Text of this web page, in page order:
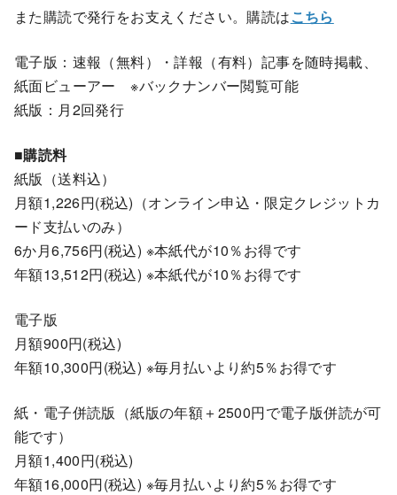
また購読で発行をお支えください。購読はこちら
電子版：速報（無料）・詳報（有料）記事を随時掲載、
紙面ビューアー ※バックナンバー閲覧可能
紙版：月2回発行
■購読料
紙版（送料込）
月額1,226円(税込)（オンライン申込・限定クレジットカ
ード支払いのみ）
6か月6,756円(税込) ※本紙代が10％お得です
年額13,512円(税込) ※本紙代が10％お得です
電子版
月額900円(税込)
年額10,300円(税込) ※毎月払いより約5％お得です
紙・電子併読版（紙版の年額＋2500円で電子版併読が可
能です）
月額1,400円(税込)
年額16,000円(税込) ※毎月払いより約5％お得です